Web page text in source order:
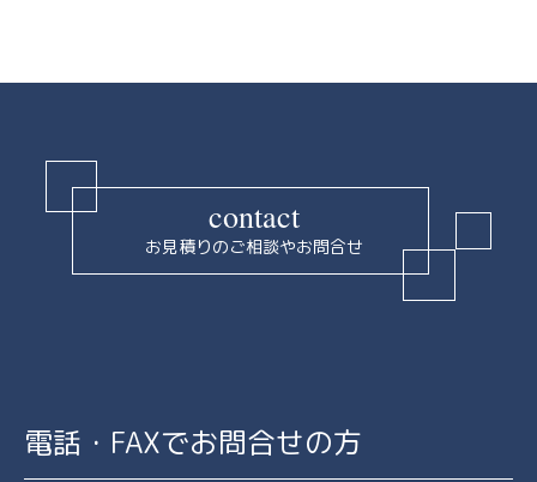
contact
お見積りのご相談やお問合せ
電話・FAXでお問合せの方